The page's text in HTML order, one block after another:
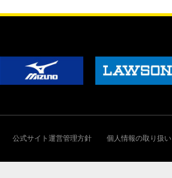
公式サイト運営管理方針 個人情報の取り扱い